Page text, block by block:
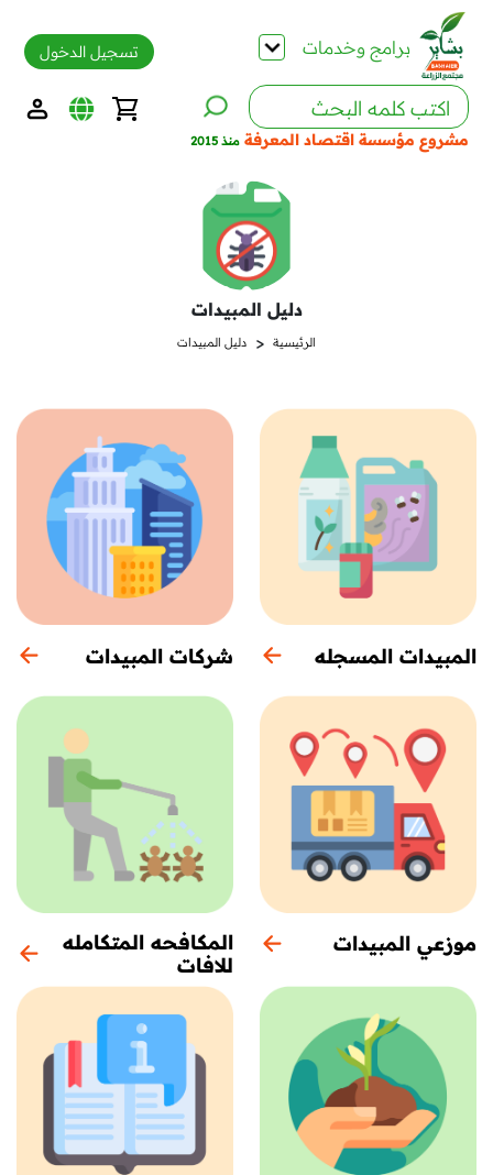
برامج وخدمات
مشروع مؤسسة اقتصاد المعرفة منذ 2015
تسجيل الدخول
دليل المبيدات
الرئيسية < دليل المبيدات
المبيدات المسجله شركات المبيدات
موزعي المبيدات
المكافحه المتكامله
للافات